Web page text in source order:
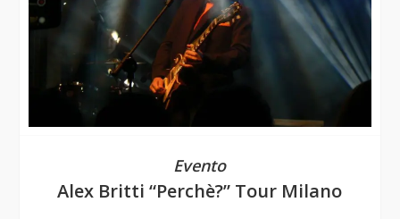
Evento
Alex Britti “Perchè?” Tour Milano